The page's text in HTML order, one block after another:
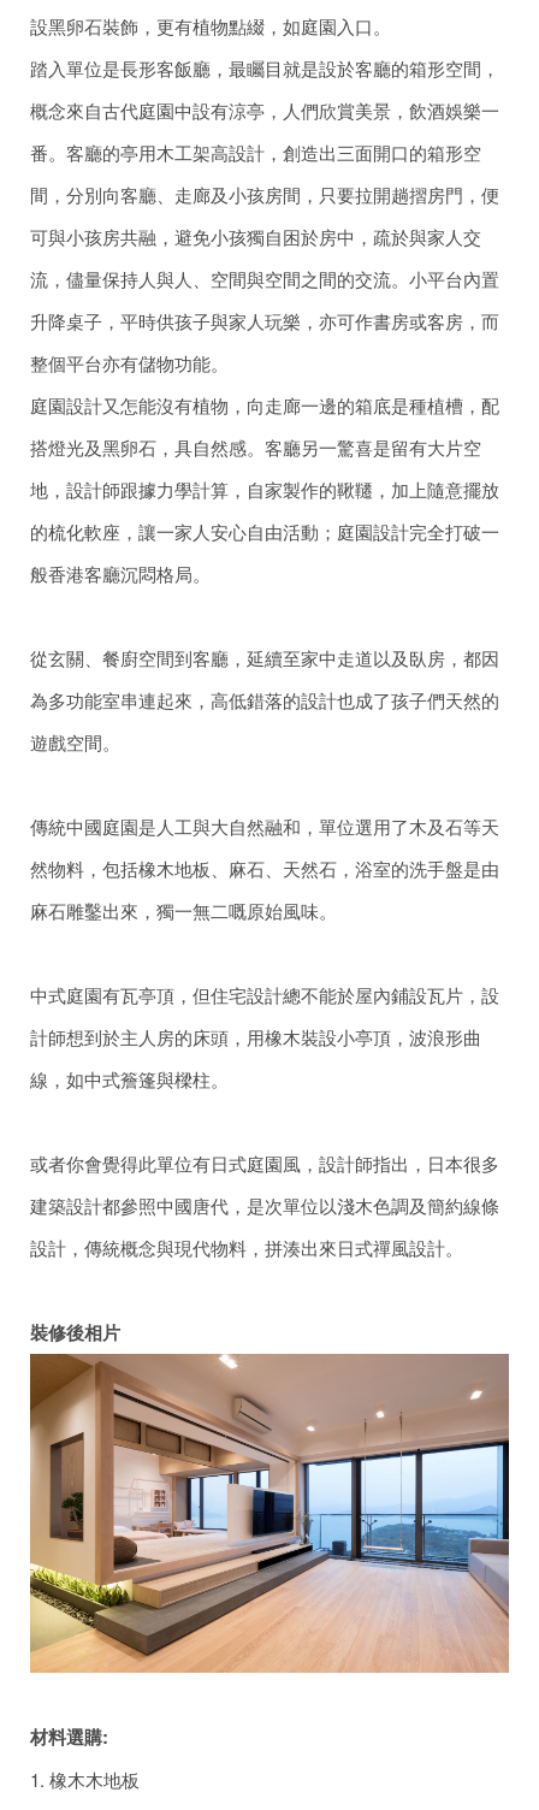
設黑卵石裝飾，更有植物點綴，如庭園入口。
踏入單位是長形客飯廳，最矚目就是設於客廳的箱形空間，
概念來自古代庭園中設有涼亭，人們欣賞美景，飲酒娛樂一
番。客廳的亭用木工架高設計，創造出三面開口的箱形空
間，分別向客廳、走廊及小孩房間，只要拉開趟摺房門，便
可與小孩房共融，避免小孩獨自困於房中，疏於與家人交
流，儘量保持人與人、空間與空間之間的交流。小平台內置
升降桌子，平時供孩子與家人玩樂，亦可作書房或客房，而
整個平台亦有儲物功能。
庭園設計又怎能沒有植物，向走廊一邊的箱底是種植槽，配
搭燈光及黑卵石，具自然感。客廳另一驚喜是留有大片空
地，設計師跟據力學計算，自家製作的鞦韆，加上隨意擺放
的梳化軟座，讓一家人安心自由活動；庭園設計完全打破一
般香港客廳沉悶格局。
從玄關、餐廚空間到客廳，延續至家中走道以及臥房，都因
為多功能室串連起來，高低錯落的設計也成了孩子們天然的
遊戲空間。
傳統中國庭園是人工與大自然融和，單位選用了木及石等天
然物料，包括橡木地板、麻石、天然石，浴室的洗手盤是由
麻石雕鑿出來，獨一無二嘅原始風味。
中式庭園有瓦亭頂，但住宅設計總不能於屋內鋪設瓦片，設
計師想到於主人房的床頭，用橡木裝設小亭頂，波浪形曲
線，如中式簷篷與樑柱。
或者你會覺得此單位有日式庭園風，設計師指出，日本很多
建築設計都參照中國唐代，是次單位以淺木色調及簡約線條
設計，傳統概念與現代物料，拼湊出來日式禪風設計。
裝修後相片
材料選購:
1. 橡木木地板